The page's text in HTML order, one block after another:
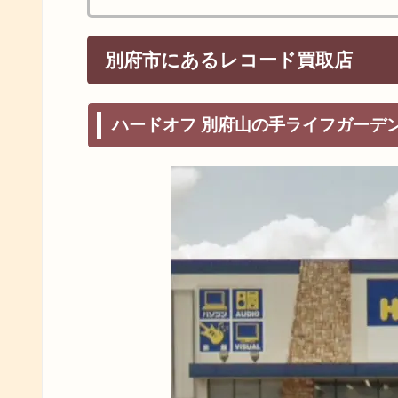
別府市にあるレコード買取店
ハードオフ 別府山の手ライフガーデ